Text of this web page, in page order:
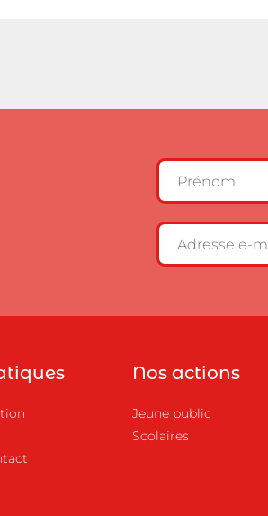
Nos actions
Jeune public
Scolaires